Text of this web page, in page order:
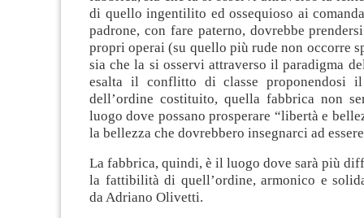
di quello ingentilito ed ossequioso ai
padrone, con fare paterno, dovrebbe
propri operai (su quello più rude non occorre
sia che la si osservi attraverso il paradigma
esalta il conflitto di classe proponendosi il
dell’ordine costituito, quella fabbrica non
luogo dove possano prosperare “libertà e
la bellezza che dovrebbero insegnarci ad
La fabbrica, quindi, è il luogo dove sarà più
la fattibilità di quell’ordine, armonico e
da Adriano Olivetti.